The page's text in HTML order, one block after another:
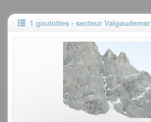
1 goulottes - secteur Valgaudemar